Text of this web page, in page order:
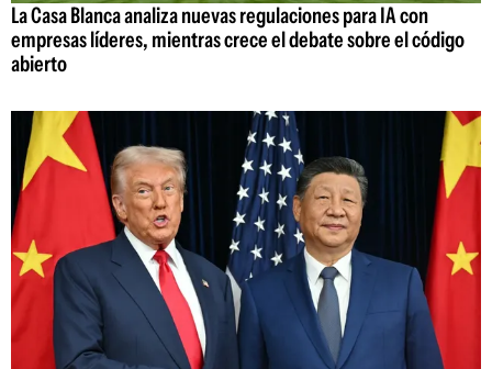
La Casa Blanca analiza nuevas regulaciones para IA con
empresas líderes, mientras crece el debate sobre el código
abierto